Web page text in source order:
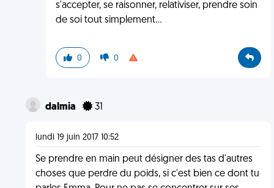
s'accepter, se raisonner, relativiser, prendre soin
de soi tout simplement...
0 0
dalmia 31
lundi 19 juin 2017 10:52
Se prendre en main peut désigner des tas d'autres
choses que perdre du poids, si c'est bien ce dont tu